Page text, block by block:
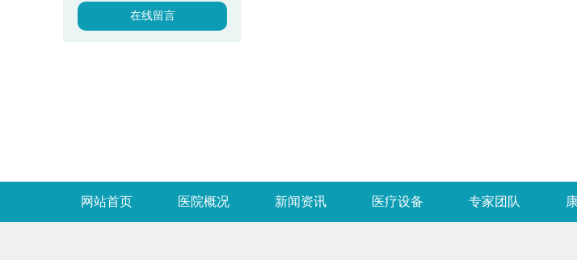
在线留言
网站首页 医院概况 新闻资讯 医疗设备 专家团队